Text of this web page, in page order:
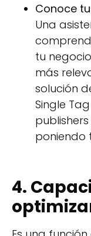
Conoce
Una
tu
más
solución
Single
poniendo
4.